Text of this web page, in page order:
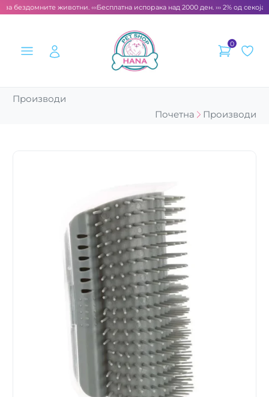
бездомните животни. ‹‹‹Бесплатна испорака над 2000 ден. ››› 2% од секоја
0
Производи
Почетна
Производи